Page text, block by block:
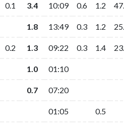
0.1 3.4 10:09 0.6 1.2
1.8 13:49 0.3 1.2
0.2 1.3 09:22 0.3 1.4
1.0 01:10
0.7 07:20
01:05 0.5
0.1 3.4 10:09 0.6 1.2
1.8 13:49 0.3 1.2
0.2 1.3 09:22 0.3 1.4
1.0 01:10
0.7 07:20
01:05 0.5